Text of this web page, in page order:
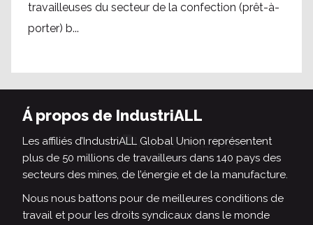
travailleuses du secteur de la confection (prêt-à-
porter) b...
Á propos de IndustriALL
Les affiliés d’IndustriALL Global Union représentent
plus de 50 millions de travailleurs dans 140 pays des
secteurs des mines, de l’énergie et de la manufacture.
Nous nous battons pour de meilleures conditions de
travail et pour les droits syndicaux dans le monde